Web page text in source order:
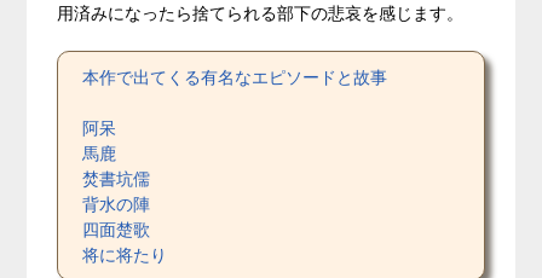
用済みになったら捨てられる部下の悲哀を感じます。
本作で出てくる有名なエピソードと故事
阿呆
馬鹿
焚書坑儒
背水の陣
四面楚歌
将に将たり